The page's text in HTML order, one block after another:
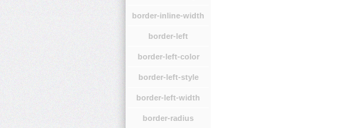
border-inline-width
border-left
border-left-color
border-left-style
border-left-width
border-radius